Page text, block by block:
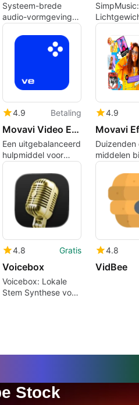
Systeem-brede
audio-vormgeving
en real-time
effecten voor Mac-
SimpMusic:
source
Music
mobiele
4.9 Betaling
Movavi Video Editor
Een uitgebalanceerd
hulpmiddel voor
creatieve bewerking
4.9
Movavi
middelen
handbereik
4.8 Gratis
Voicebox
Voicebox: Lokale
Stem Synthese voor
4.8
VidBee
Stock